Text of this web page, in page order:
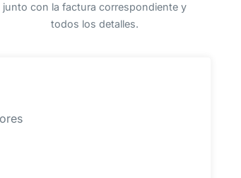
junto con la factura correspondiente y
todos los detalles.